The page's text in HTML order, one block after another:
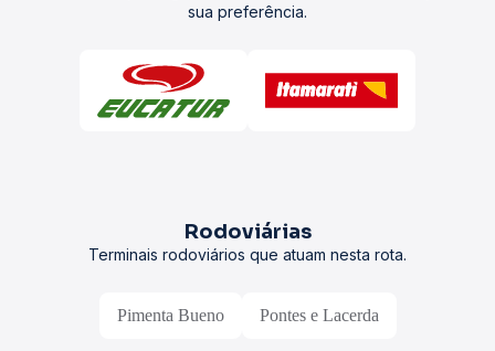
sua preferência.
Rodoviárias
Terminais rodoviários que atuam nesta rota.
Pimenta Bueno Pontes e Lacerda